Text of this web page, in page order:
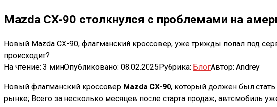
Mazda CX-90 столкнулся с проблемами на
Новый Mazda CX-90, флагманский кроссовер, уже трижды попал под
происходит?
На чтение: 3 минОпубликовано: 08.02.2025Рубрика: БлогАвтор: Andrey
Новый флагманский кроссовер Mazda CX-90, который должен был
рынке; Всего за несколько месяцев после старта продаж, автомобиль